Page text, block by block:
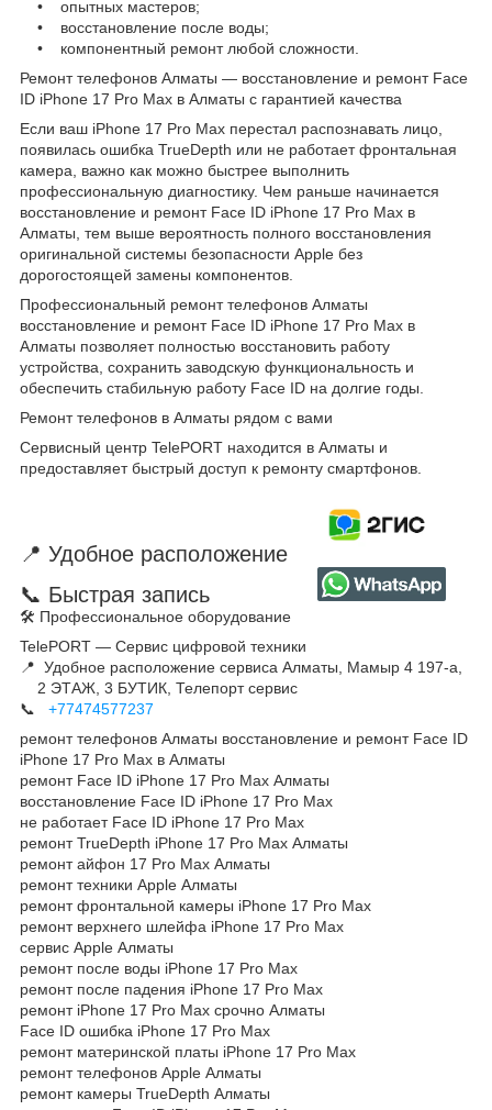
• опытных мастеров;
• восстановление после воды;
• компонентный ремонт любой сложности.
Ремонт телефонов Алматы — восстановление и ремонт Face
ID iPhone 17 Pro Max в Алматы с гарантией качества
Если ваш iPhone 17 Pro Max перестал распознавать лицо,
появилась ошибка TrueDepth или не работает фронтальная
камера, важно как можно быстрее выполнить
профессиональную диагностику. Чем раньше начинается
восстановление и ремонт Face ID iPhone 17 Pro Max в
Алматы, тем выше вероятность полного восстановления
оригинальной системы безопасности Apple без
дорогостоящей замены компонентов.
Профессиональный ремонт телефонов Алматы
восстановление и ремонт Face ID iPhone 17 Pro Max в
Алматы позволяет полностью восстановить работу
устройства, сохранить заводскую функциональность и
обеспечить стабильную работу Face ID на долгие годы.
Ремонт телефонов в Алматы рядом с вами
Сервисный центр TelePORT находится в Алматы и
предоставляет быстрый доступ к ремонту смартфонов.
📍 Удобное расположение
📞 Быстрая запись
🛠 Профессиональное оборудование
TelePORT — Сервис цифровой техники
📍 Удобное расположение сервиса Алматы, Мамыр 4 197-а,
2 ЭТАЖ, 3 БУТИК, Телепорт сервис
📞
+77474577237
ремонт телефонов Алматы восстановление и ремонт Face ID
iPhone 17 Pro Max в Алматы
ремонт Face ID iPhone 17 Pro Max Алматы
восстановление Face ID iPhone 17 Pro Max
не работает Face ID iPhone 17 Pro Max
ремонт TrueDepth iPhone 17 Pro Max Алматы
ремонт айфон 17 Pro Max Алматы
ремонт техники Apple Алматы
ремонт фронтальной камеры iPhone 17 Pro Max
ремонт верхнего шлейфа iPhone 17 Pro Max
сервис Apple Алматы
ремонт после воды iPhone 17 Pro Max
ремонт после падения iPhone 17 Pro Max
ремонт iPhone 17 Pro Max срочно Алматы
Face ID ошибка iPhone 17 Pro Max
ремонт материнской платы iPhone 17 Pro Max
ремонт телефонов Apple Алматы
ремонт камеры TrueDepth Алматы